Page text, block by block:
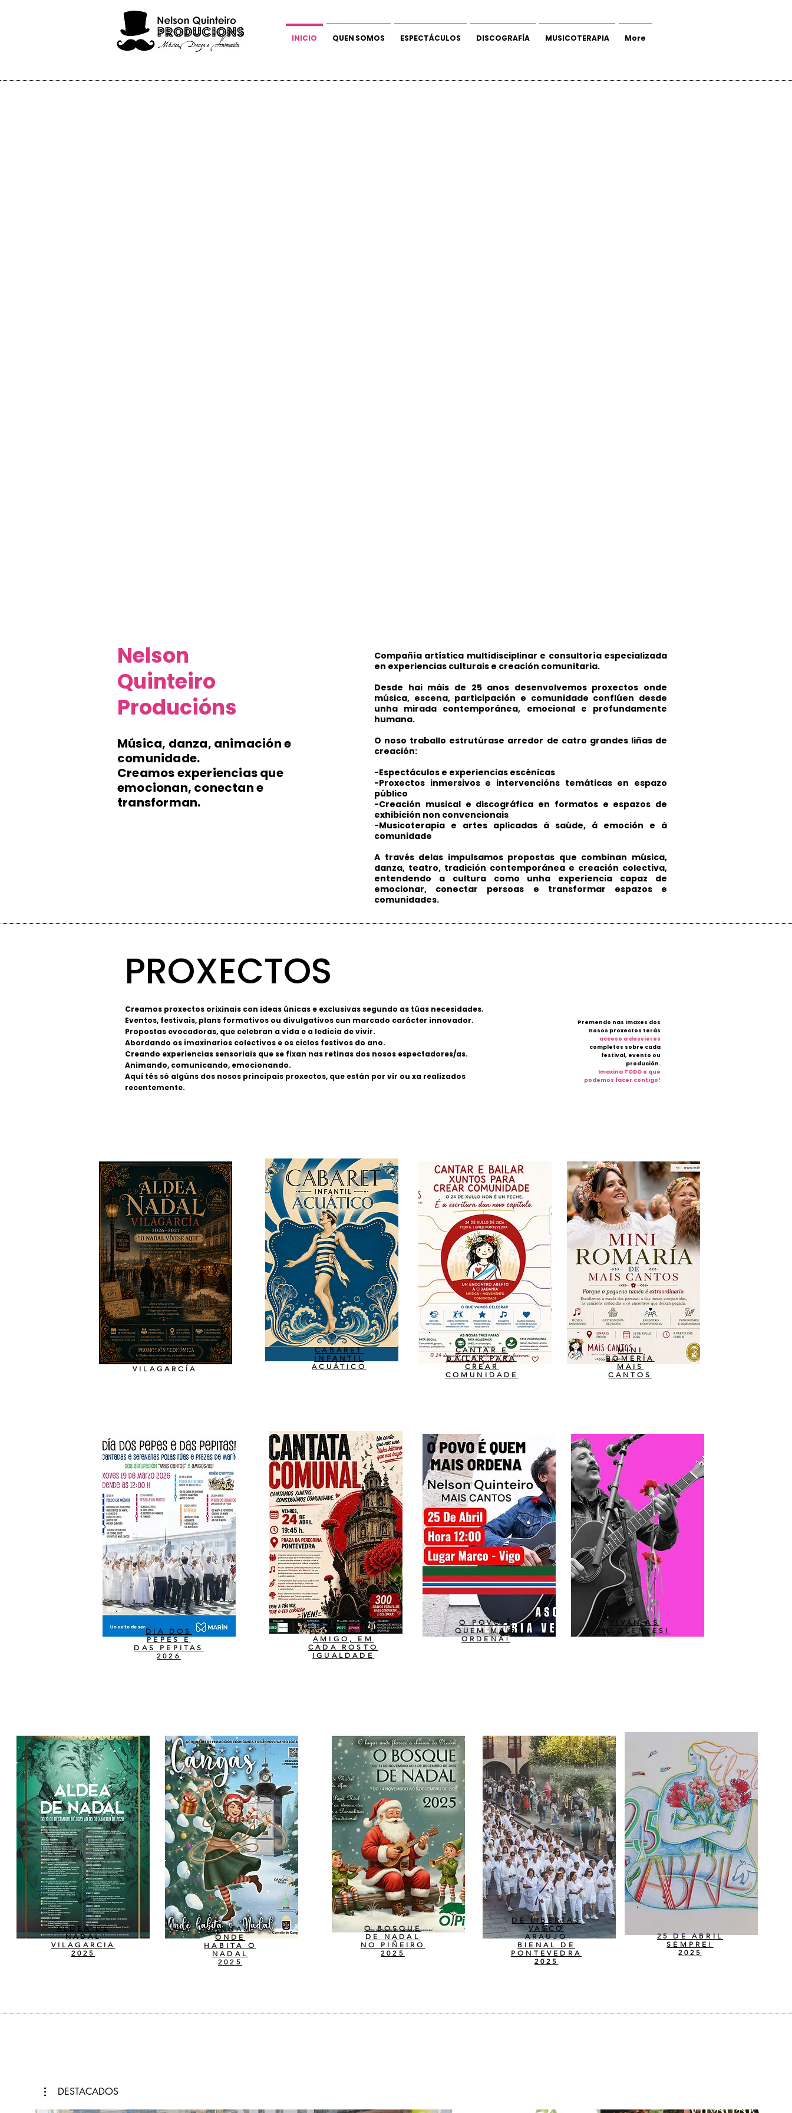
INICIO QUEN SOMOS ESPECTÁCULOS DISCOGRAFÍA MUSICOTERAPIA More
Nelson
Quinteiro
Producións
Música, danza, animación e
comunidade.
Creamos experiencias que
emocionan, conectan e
transforman.
Compañía artística multidisciplinar e consultoría especializada
en experiencias culturais e creación comunitaria.
Desde hai máis de 25 anos desenvolvemos proxectos onde
música, escena, participación e comunidade conflúen desde
unha mirada contemporánea, emocional e profundamente
humana.
O noso traballo estrutúrase arredor de catro grandes liñas de
creación:
-Espectáculos e experiencias escénicas
-Proxectos inmersivos e intervencións temáticas en espazo
público
-Creación musical e discográfica en formatos e espazos de
exhibición non convencionais
-Musicoterapia e artes aplicadas á saúde, á emoción e á
comunidade
A través delas impulsamos propostas que combinan música,
danza, teatro, tradición contemporánea e creación colectiva,
entendendo a cultura como unha experiencia capaz de
emocionar, conectar persoas e transformar espazos e
comunidades.
PROXECTOS
Creamos proxectos orixinais con ideas únicas e exclusivas segundo as túas necesidades.
Eventos, festivais, plans formativos ou divulgativos cun marcado carácter innovador.
Propostas evocadoras, que celebran a vida e a ledicia de vivir.
Abordando os imaxinarios colectivos e os ciclos festivos do ano.
Creando experiencias sensoriais que se fixan nas retinas dos nosos espectadores/as.
Animando, comunicando, emocionando.
Aquí tés só algúns dos nosos principais proxectos, que están por vir ou xa realizados
recentemente.
Premendo nas imaxes dos
nosos proxectos terás
acceso a dossieres
completos sobre cada
festival, evento ou
produción.
Imaxina TODO o que
podemos facer contigo!
ALDEA DE
NADAL 2026
VILAGARCÍA
CABARET
INFANTIL
ACUÁTICO
CANTAR E
BAILAR PARA
CREAR
COMUNIDADE
MINI
ROMERÍA
MAIS
CANTOS
DIA DOS
PEPES E
DAS PEPITAS
2026
EM CADA
ESQUINA UM
AMIGO, EM
CADA ROSTO
IGUALDADE
O POVO É
QUEM MAIS
ORDENA!
VIVAN AS
INSOLENTES!
ALDEA DE
NADAL
VILAGARCIA
2025
CANGAS.
ONDE
HABITA O
NADAL
2025
O BOSQUE
DE NADAL
NO PIÑEIRO
2025
DE LIBERTAS
VASCO
ARAUJO
BIENAL DE
PONTEVEDRA
2025
25 DE ABRIL
SEMPRE!
2025
DESTACADOS